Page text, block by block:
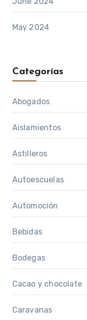
May 2024
Categorías
Abogados
Aislamientos
Astilleros
Autoescuelas
Automoción
Bebidas
Bodegas
Cacao y chocolate
Caravanas